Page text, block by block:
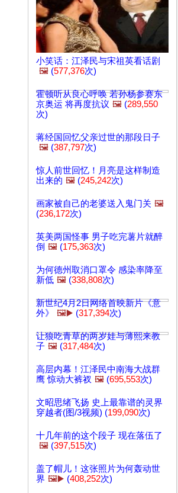
小笑话：江泽民与宋祖英看话剧
🖼️ (577,376次)
霍顿听从良心呼唤 若孙杨参赛东
京奥运 将再度抗议 🖼️ (289,550
次)
蒋经国回忆父亲过世的那段日子
🖼️ (387,797次)
惊人前世回忆！月亮是这样制造
出来的 🖼️ (245,242次)
画家被自己的老婆送入鬼门关 🖼️
(236,172次)
英美两国怪事 男子吃完薯片就醉
倒 🖼️ (175,363次)
为何德州取消口罩令 感染率降至
新低 🖼️ (338,808次)
新世纪4月2日网络首映新片《意
外》
🖼️▶️ (317,394次)
让狼吃青草的两岁娃与薄熙来教
子 🖼️ (317,484次)
高层内幕！江泽民中南海大战群
鹰 惊动大裤衩 🖼️ (695,553次)
文昭思绪飞扬 史上最靠谱的灵界
穿越者(图/3视频) (199,090次)
十几年前的这个段子 现在落伍了
🖼️ (397,515次)
盖了帽儿！这张照片为何轰动世
界 🖼️▶️ (408,252次)